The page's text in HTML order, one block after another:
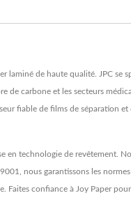
laminé de haute qualité. JPC se
carbone et les secteurs
fiable de films de séparation
technologie de revêtement.
nous garantissons les
confiance à Joy Paper